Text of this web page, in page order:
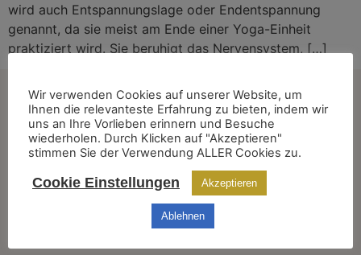
wird auch Entspannungslage oder Endentspannung
genannt, da sie meist am Ende einer Yoga-Einheit
praktiziert wird. Sie beruhigt das Nervensystem, […]
Kontakt
info@danielafeselmayer.com
Finde mich auch hier
Wir verwenden Cookies auf unserer Website, um
Ihnen die relevanteste Erfahrung zu bieten, indem wir
uns an Ihre Vorlieben erinnern und Besuche
wiederholen. Durch Klicken auf "Akzeptieren"
stimmen Sie der Verwendung ALLER Cookies zu.
Cookie Einstellungen Akzeptieren
Ablehnen